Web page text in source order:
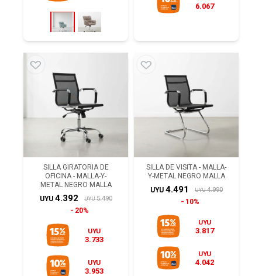
6.067
SILLA GIRATORIA DE
OFICINA - MALLA-Y-
METAL NEGRO MALLA
UYU 4.392 UYU 5.490
20%
UYU
3.733
UYU
3.953
SILLA DE VISITA - MALLA-
Y-METAL NEGRO MALLA
UYU 4.491 UYU 4.990
10%
UYU
3.817
UYU
4.042